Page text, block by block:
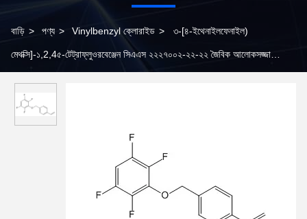
বাড়ি > পণ্য > Vinylbenzyl ক্লোরাইড > ৩-[৪-ইথেনাইলফেনাইল)
মেথক্সি]-১,2,4৫-টেট্রাফ্লুওরবেঞ্জেন সিএএস ২২২৭০০২-২২-২২ জৈবিক আলোকসজ্জা